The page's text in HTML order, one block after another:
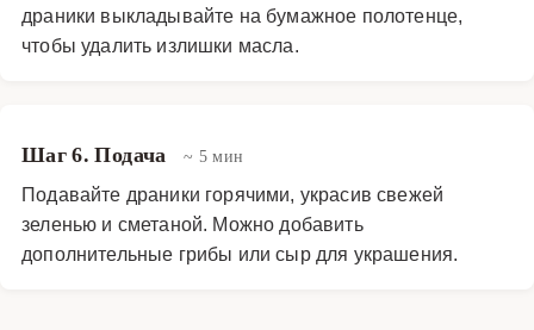
драники выкладывайте на бумажное полотенце,
чтобы удалить излишки масла.
Шаг 6. Подача ~ 5 мин
Подавайте драники горячими, украсив свежей
зеленью и сметаной. Можно добавить
дополнительные грибы или сыр для украшения.